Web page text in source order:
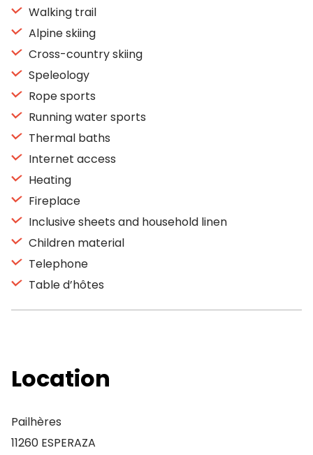
Walking trail
Alpine skiing
Cross-country skiing
Speleology
Rope sports
Running water sports
Thermal baths
Internet access
Heating
Fireplace
Inclusive sheets and household linen
Children material
Telephone
Table d’hôtes
Location
Pailhères
11260 ESPERAZA